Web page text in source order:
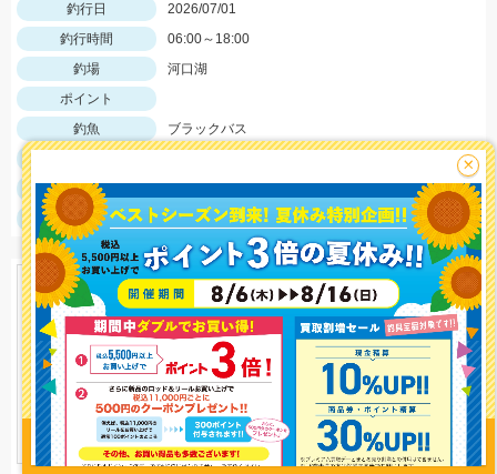
釣り情報を
投稿する
釣行日
2026/07/01
釣行時間
06:00～18:00
釣場
河口湖
ポイント
釣魚
ブラックバス
釣果
サイズ
ブラックバス45ｃｍ前後
×